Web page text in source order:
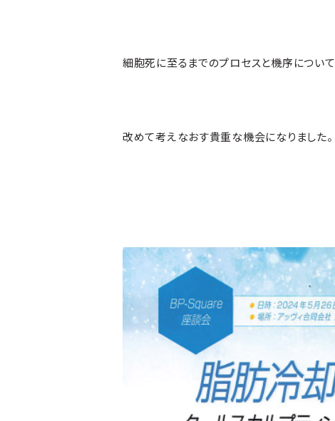
細胞死に至るまでのプロセスと機序について
改めて考えなおす貴重な機会になりました。